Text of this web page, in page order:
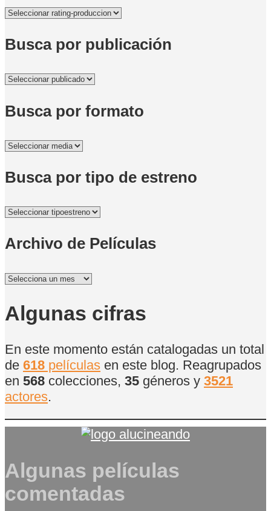
Busca por publicación
Busca por formato
Busca por tipo de estreno
Archivo de Películas
Archivo
Películas
Algunas cifras
En este momento están catalogadas un total
de 618 películas en este blog. Reagrupados
en 568 colecciones, 35 géneros y 3521
actores.
Algunas películas
comentadas